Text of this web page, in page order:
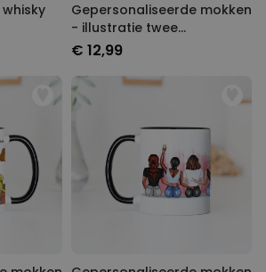
Gepersonaliseerde mokken
- illustratie twee
vriendinnen
€ 12,99